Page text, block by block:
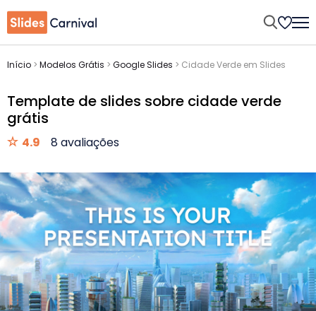
Início > Modelos Grátis > Google Slides > Cidade Verde em Slides
Template de slides sobre cidade verde
grátis
4.9 8 avaliações